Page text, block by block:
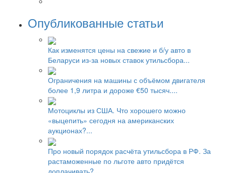
Опубликованные статьи
Как изменятся цены на свежие и б/у авто в
Беларуси из-за новых ставок утильсбора...
Ограничения на машины с объёмом двигателя
более 1,9 литра и дороже €50 тысяч....
Мотоциклы из США. Что хорошего можно
«выцепить» сегодня на американских
аукционах?...
Про новый порядок расчёта утильсбора в РФ. За
растаможенные по льготе авто придётся
доплачивать?...